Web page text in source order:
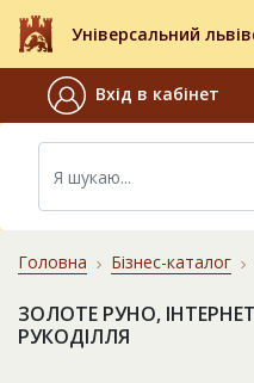
Універсальний
Вхід в кабінет
Головна Бізнес-каталог
ЗОЛОТЕ РУНО,
РУКОДІЛЛЯ